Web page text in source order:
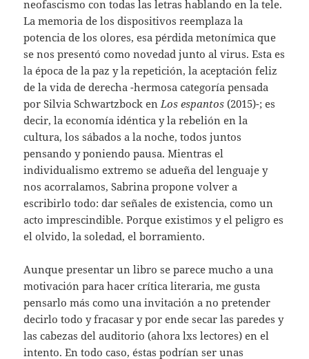
neofascismo con todas las letras hablando en la tele.
La memoria de los dispositivos reemplaza la
potencia de los olores, esa pérdida metonímica que
se nos presentó como novedad junto al virus. Esta es
la época de la paz y la repetición, la aceptación feliz
de la vida de derecha -hermosa categoría pensada
por Silvia Schwartzbock enLos espantos (2015)-; es
decir, la economía idéntica y la rebelión en la
cultura, los sábados a la noche, todos juntos
pensando y poniendo pausa. Mientras el
individualismo extremo se adueña del lenguaje y
nos acorralamos, Sabrina propone volver a
escribirlo todo: dar señales de existencia, como un
acto imprescindible. Porque existimos y el peligro es
el olvido, la soledad, el borramiento.
Aunque presentar un libro se parece mucho a una
motivación para hacer crítica literaria, me gusta
pensarlo más como una invitación a no pretender
decirlo todo y fracasar y por ende secar las paredes y
las cabezas del auditorio (ahora lxs lectores) en el
intento. En todo caso, éstas podrían ser unas